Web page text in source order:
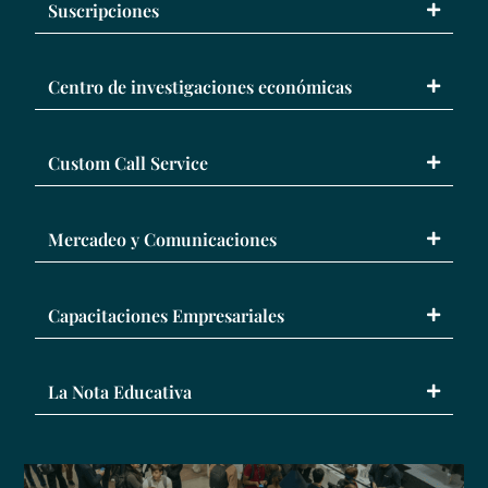
Suscripciones
Centro de investigaciones económicas
Custom Call Service
Mercadeo y Comunicaciones
Capacitaciones Empresariales
La Nota Educativa